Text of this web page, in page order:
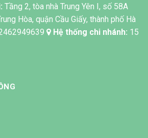
Tầng 2, tòa nhà Trung Yên I, số 58A
Hòa, quận Cầu Giấy, thành phố Hà
Hệ thống chi nhánh: 15